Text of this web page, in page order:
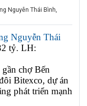
Nguyễn Thái Bình,
Nguyễn Thái
tỷ. LH:
chợ Bến
Bitexco, dự án
phát triển mạnh